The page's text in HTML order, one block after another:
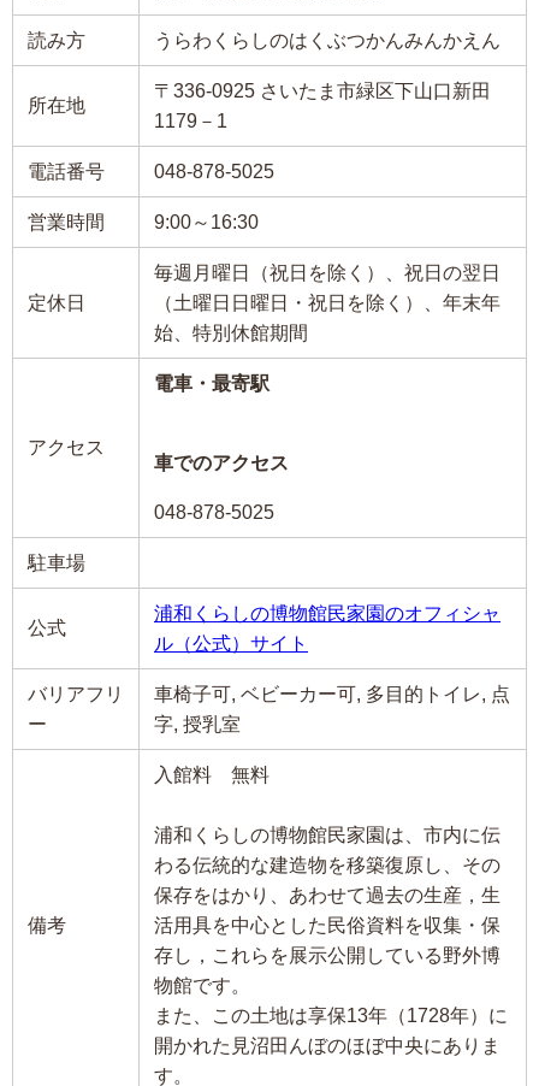
読み方 うらわくらしのはくぶつかんみんかえん
所在地
〒336-0925 さいたま市緑区下山口新田
1179－1
電話番号 048-878-5025
営業時間 9:00～16:30
定休日
毎週月曜日（祝日を除く）、祝日の翌日
（土曜日日曜日・祝日を除く）、年末年
始、特別休館期間
アクセス
電車・最寄駅
車でのアクセス
048-878-5025
駐車場
公式
浦和くらしの博物館民家園のオフィシャ
ル（公式）サイト
バリアフリ
ー
車椅子可, ベビーカー可, 多目的トイレ, 点
字, 授乳室
備考
入館料 無料
浦和くらしの博物館民家園は、市内に伝
わる伝統的な建造物を移築復原し、その
保存をはかり、あわせて過去の生産，生
活用具を中心とした民俗資料を収集・保
存し，これらを展示公開している野外博
物館です。
また、この土地は享保13年（1728年）に
開かれた見沼田んぼのほぼ中央にありま
す。